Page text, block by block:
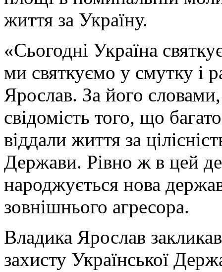
життя за Україну.
«Сьогодні Україна
ми святкуємо у смутку і
Ярослав. За його
свідомість того, що
віддали життя за
Держави. Рівно ж в цей
народжується нова
зовнішнього агресора.
Владика Ярослав
захисту Української